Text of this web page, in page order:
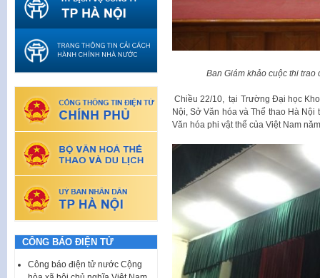
Ban Giám khảo cuộc thi
Chiều 22/10, tại Trường Đại học
Nội, Sở Văn hóa và Thể thao Hà
Văn hóa phi vật thể của Việt Nam
CÔNG BÁO ĐIỆN TỬ
Công báo điện tử nước Cộng